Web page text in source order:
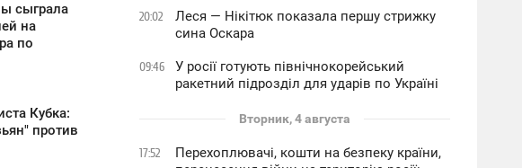
сыграла
на
по
Кубка:
против
20:02
Леся — Нікітюк показала першу стрижку
сина Оскара
09:46
У росії готують північнокорейський
ракетний підрозділ для ударів по Україні
Вторник, 4 августа
17:52
Перехоплювачі, кошти на безпеку країни,